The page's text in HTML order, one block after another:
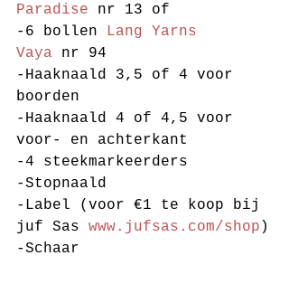
Paradise nr 13 of
-6 bollen Lang Yarns
Vaya nr 94
-Haaknaald 3,5 of 4 voor
boorden
-Haaknaald 4 of 4,5 voor
voor- en achterkant
-4 steekmarkeerders
-Stopnaald
-Label (voor €1 te koop bij
juf Sas www.jufsas.com/shop )
-Schaar